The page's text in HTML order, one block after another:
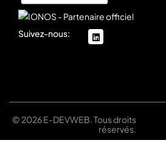
Suivez-nous: linkedin
© 2026 E-DEVWEB. Tous droits
réservés.